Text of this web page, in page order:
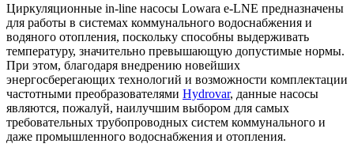
Циркуляционные in-line насосы Lowara e-LNE предназначены
для работы в системах коммунального водоснабжения и
водяного отопления, поскольку способны выдерживать
температуру, значительно превышающую допустимые нормы.
При этом, благодаря внедрению новейших
энергосберегающих технологий и возможности комплектации
частотными преобразователями Hydrovar, данные насосы
являются, пожалуй, наилучшим выбором для самых
требовательных трубопроводных систем коммунального и
даже промышленного водоснабжения и отопления.